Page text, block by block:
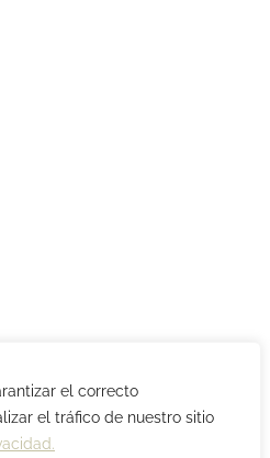
el correcto
el tráfico de nuestro sitio